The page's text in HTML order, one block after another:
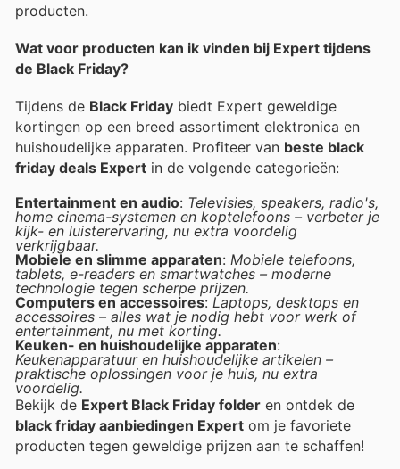
producten.
Wat voor producten kan ik vinden bij Expert tijdens
de Black Friday?
Tijdens de Black Friday biedt Expert geweldige
kortingen op een breed assortiment elektronica en
huishoudelijke apparaten. Profiteer van beste black
friday deals Expert in de volgende categorieën:
Entertainment en audio: Televisies, speakers, radio's,
home cinema-systemen en koptelefoons – verbeter je
kijk- en luisterervaring, nu extra voordelig
verkrijgbaar.
Mobiele en slimme apparaten: Mobiele telefoons,
tablets, e-readers en smartwatches – moderne
technologie tegen scherpe prijzen.
Computers en accessoires: Laptops, desktops en
accessoires – alles wat je nodig hebt voor werk of
entertainment, nu met korting.
Keuken- en huishoudelijke apparaten:
Keukenapparatuur en huishoudelijke artikelen –
praktische oplossingen voor je huis, nu extra
voordelig.
Bekijk de Expert Black Friday folder en ontdek de
black friday aanbiedingen Expert om je favoriete
producten tegen geweldige prijzen aan te schaffen!